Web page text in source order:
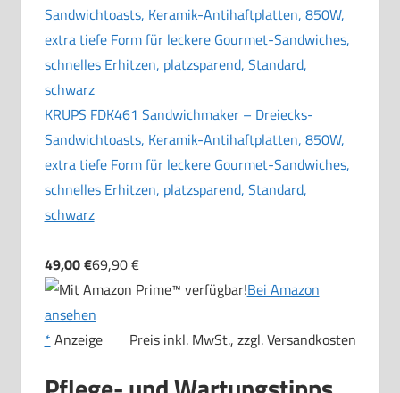
KRUPS FDK461 Sandwichmaker – Dreiecks-
Sandwichtoasts, Keramik-Antihaftplatten, 850W,
extra tiefe Form für leckere Gourmet-Sandwiches,
schnelles Erhitzen, platzsparend, Standard,
schwarz
49,00 €69,90 €
Bei Amazon
ansehen
* Anzeige Preis inkl. MwSt., zzgl. Versandkosten